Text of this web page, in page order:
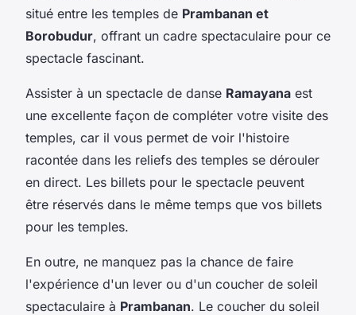
situé entre les temples de Prambanan et
Borobudur, offrant un cadre spectaculaire pour ce
spectacle fascinant.
Assister à un spectacle de danse Ramayana est
une excellente façon de compléter votre visite des
temples, car il vous permet de voir l'histoire
racontée dans les reliefs des temples se dérouler
en direct. Les billets pour le spectacle peuvent
être réservés dans le même temps que vos billets
pour les temples.
En outre, ne manquez pas la chance de faire
l'expérience d'un lever ou d'un coucher de soleil
spectaculaire à Prambanan. Le coucher du soleil